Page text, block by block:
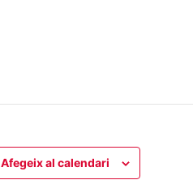
Afegeix al calendari